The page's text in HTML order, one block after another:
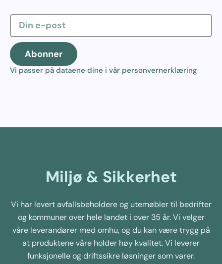
Abonner
Vi passer på dataene dine i vår personvernerklæring
Miljø & Sikkerhet
Vi har levert avfallsbeholdere og utemøbler til bedrifter
og kommuner over hele landet i over 35 år. Vi velger
våre leverandører med omhu, og du kan være trygg på
at produktene våre holder høy kvalitet. Vi leverer
funksjonelle og driftssikre løsninger som varer.